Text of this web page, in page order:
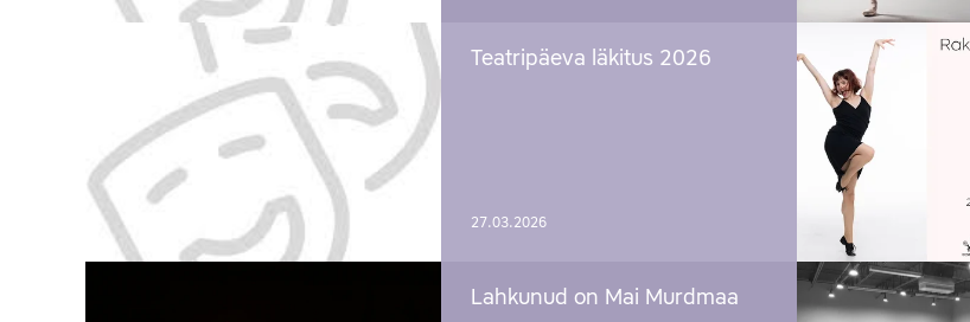
Teatripäeva läkitus 2026
27.03.2026
Lahkunud on Mai Murdmaa